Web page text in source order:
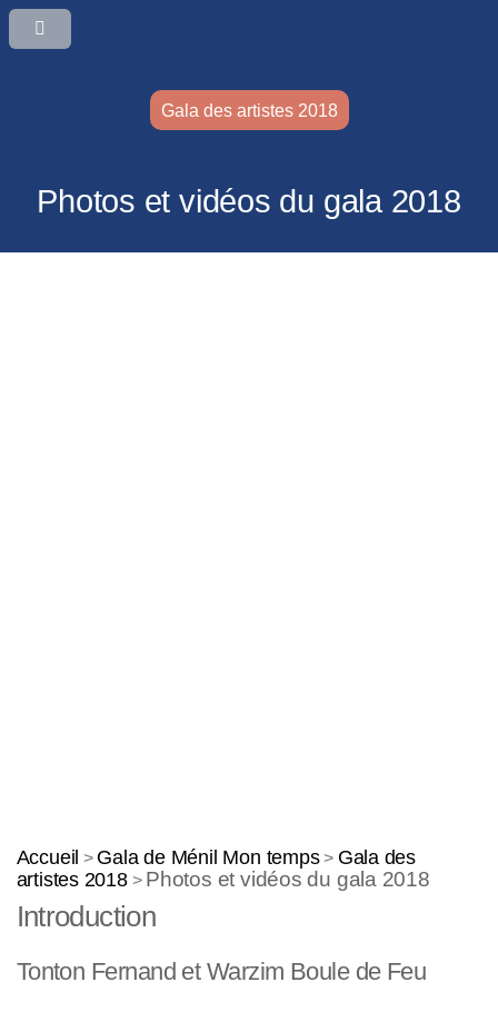
Gala des artistes 2018
Photos et vidéos du gala 2018
Accueil > Gala de Ménil Mon temps> Gala des
artistes 2018> Photos et vidéos du gala 2018
Introduction
Tonton Fernand et Warzim Boule de Feu